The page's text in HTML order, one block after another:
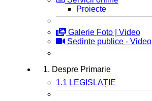
Proiecte
Galerie Foto | Video
Sedinte publice - Video
1. Despre Primarie
1.1 LEGISLAȚIE